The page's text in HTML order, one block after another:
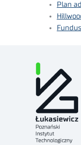
Plan